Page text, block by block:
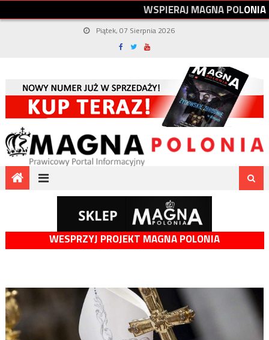
WSPIERAJMAGNAPOLONIA
Piątek, 07 Sierpnia 2026
WESPRZYJ PROJEKT MAGNA POLONIA